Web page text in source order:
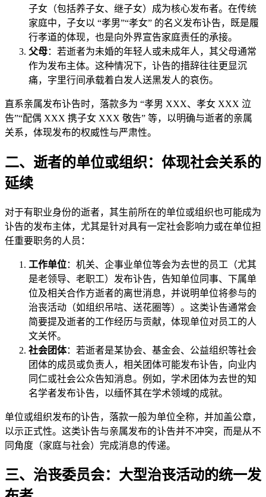
子女（包括养子女、继子女）成为核心发布者。在传统
家庭中，子女以 “孝男”“孝女” 的名义发布讣告，既是履
行孝道的体现，也是向外界宣告家庭责任的承接。
父母：若逝者为未婚的年轻人或未成年人，其父母通常
作为发布主体。这种情况下，讣告的措辞往往更显沉
痛，字里行间承载着白发人送黑发人的哀伤。
直系亲属发布讣告时，落款多为 “孝男 XXX、孝女 XXX 泣
告”“配偶 XXX 携子女 XXX 敬告” 等，以明确与逝者的亲属
关系，体现发布的权威性与严肃性。
二、逝者的单位或组织：体现社会关系的
延续
对于有职业身份的逝者，其生前所在的单位或组织也可能成为
讣告的发布主体，尤其是针对具有一定社会影响力或在单位担
任重要职务的人员：
工作单位：机关、企事业单位等会为去世的员工（尤其
是老领导、老职工）发布讣告，告知单位同事、下属单
位及相关合作方逝者的离世消息，并说明单位将参与的
治丧活动（如组织吊唁、送花圈等）。这类讣告通常会
简要提及逝者的工作经历与贡献，体现单位对员工的人
文关怀。
社会团体：若逝者是某协会、基金会、公益组织等社会
团体的成员或负责人，相关团体可能发布讣告，向业内
同仁或社会公众告知消息。例如，学术团体为去世的知
名学者发布讣告，以缅怀其在学术领域的成就。
单位或组织发布的讣告，落款一般为单位全称，并加盖公章，
以示正式性。这类讣告与亲属发布的讣告并不冲突，而是从不
同角度（家庭与社会）完成消息的传递。
三、治丧委员会：大型治丧活动的统一发